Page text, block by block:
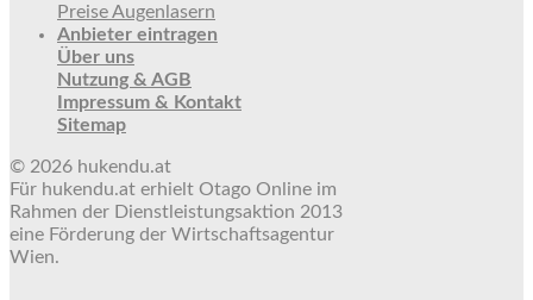
Preise Augenlasern
Anbieter eintragen
Über uns
Nutzung & AGB
Impressum & Kontakt
Sitemap
© 2026 hukendu.at
Für hukendu.at erhielt Otago Online im
Rahmen der Dienstleistungsaktion 2013
eine Förderung der Wirtschaftsagentur
Wien.